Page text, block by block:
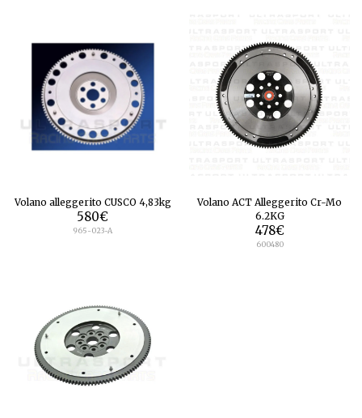
Volano alleggerito CUSCO 4,83kg
580€
965-023-A
Volano ACT Alleggerito Cr-Mo
6.2KG
478€
600480